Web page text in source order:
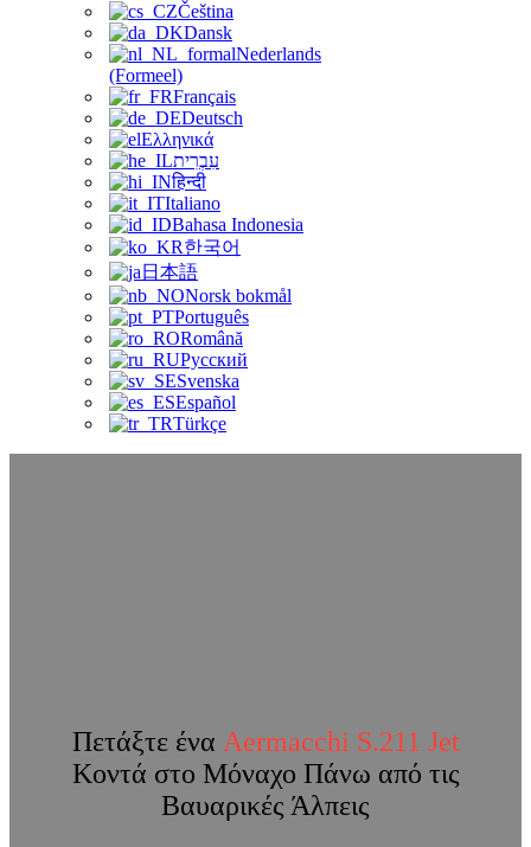
Čeština
Dansk
Nederlands
(Formeel)
Français
Deutsch
Ελληνικά
עִבְרִית
हिन्दी
Italiano
Bahasa Indonesia
한국어
日本語
Norsk bokmål
Português
Română
Русский
Svenska
Español
Türkçe
Πετάξτε ένα Aermacchi S.211 Jet
Κοντά στο Μόναχο Πάνω από τις
Βαυαρικές Άλπεις